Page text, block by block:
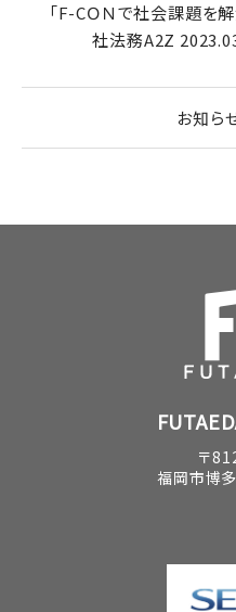
お知ら
「F-CＯＮで社会課題を
社法務A2Z
〒
福岡市博